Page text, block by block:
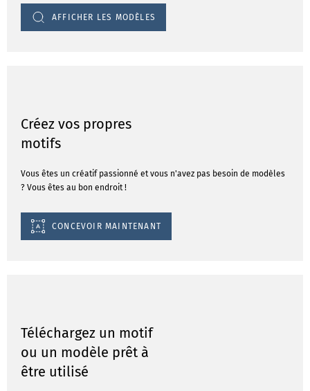
AFFICHER LES MODÈLES
Créez vos propres
motifs
Vous êtes un créatif passionné et vous n'avez pas besoin de modèles
? Vous êtes au bon endroit !
CONCEVOIR MAINTENANT
Téléchargez un motif
ou un modèle prêt à
être utilisé